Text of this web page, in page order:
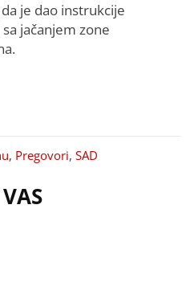
je dao instrukcije
jačanjem zone
, Pregovori,SAD